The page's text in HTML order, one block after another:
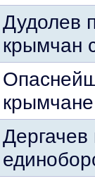
Дудолев
крымчан
Дергачев